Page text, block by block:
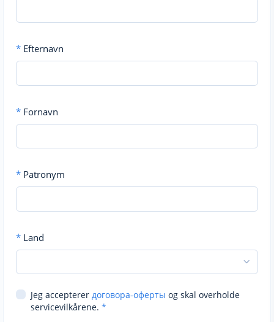
* Efternavn
* Fornavn
* Patronym
* Land
Jeg accepterer договора-оферты og skal overholde
servicevilkårene. *